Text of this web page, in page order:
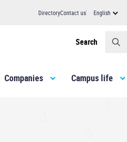
DirectoryContact us English
Search
Companies Campus life